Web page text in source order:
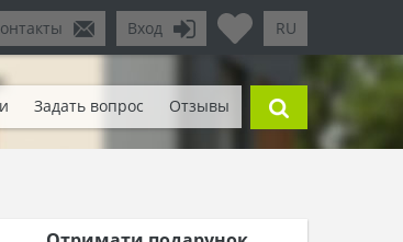
RU
Вход
Задать вопрос Отзывы